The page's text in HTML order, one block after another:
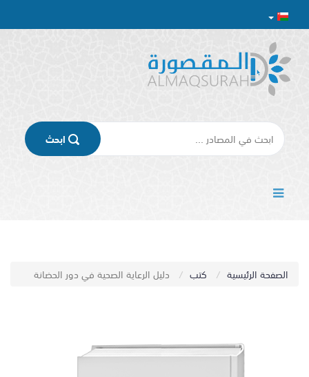
اﺑﺤﺚ
الصفحة الرئيسية كتب دليل الرعاية الصحية في دور الحضانة